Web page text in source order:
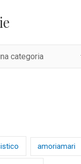
amoriamari